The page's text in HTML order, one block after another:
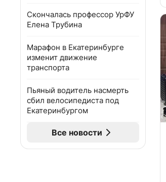
Скончалась профессор УрФУ
Елена Трубина
Марафон в Екатеринбурге
изменит движение
транспорта
Пьяный водитель насмерть
сбил велосипедиста под
Екатеринбургом
Все новости